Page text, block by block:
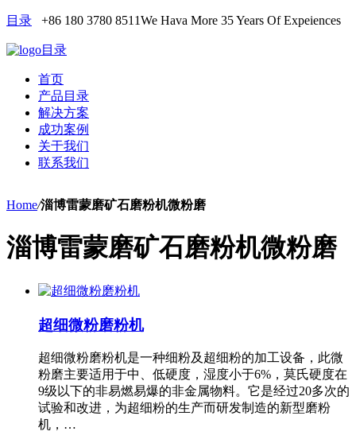
目录 +86 180 3780 8511We Hava More 35 Years Of Expeiences
目录
首页
产品目录
解决方案
成功案例
关于我们
联系我们
Home/淄博雷蒙磨矿石磨粉机微粉磨
淄博雷蒙磨矿石磨粉机微粉磨
超细微粉磨粉机
超细微粉磨粉机是一种细粉及超细粉的加工设备，此微
粉磨主要适用于中、低硬度，湿度小于6%，莫氏硬度在
9级以下的非易燃易爆的非金属物料。它是经过20多次的
试验和改进，为超细粉的生产而研发制造的新型磨粉
机，…